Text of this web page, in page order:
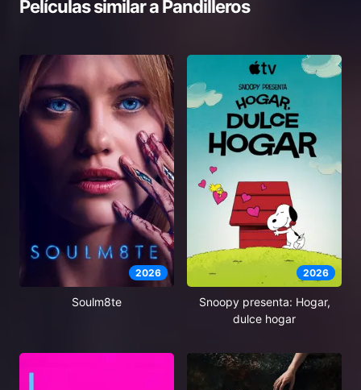
Películas similar aPandilleros
2026
Soulm8te
2026
Snoopy presenta: Hogar,
dulce hogar